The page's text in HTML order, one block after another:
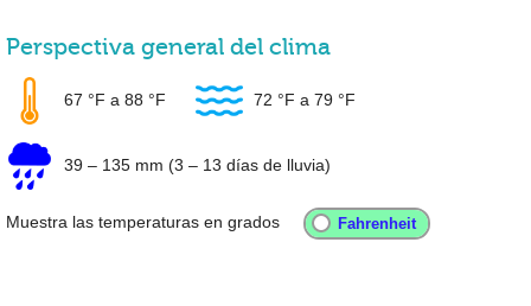
Perspectiva general del clima
67 °F a 88 °F 72 °F a 79 °F
39 – 135 mm (3 – 13 días de lluvia)
Muestra las temperaturas en grados